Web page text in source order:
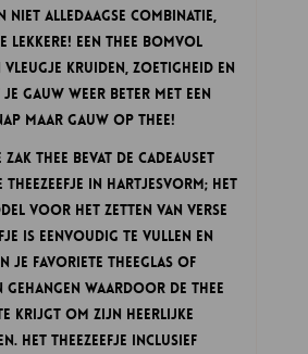
niet alledaagse combinatie,
lekkere! Een thee bomvol
vleugje kruiden, zoetigheid en
gauw weer beter met een
Maar Gauw op thee!
thee bevat de cadeauset
in hartjesvorm; het
voor het zetten van verse
is eenvoudig te vullen en
je favoriete theeglas of
gehangen waardoor de thee
krijgt om zijn heerlijke
Het theezeefje inclusief